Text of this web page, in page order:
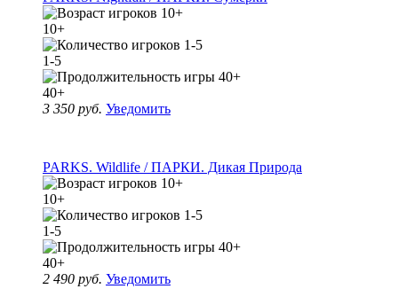
10+
1-5
40+
3 350 руб. Уведомить
PARKS. Wildlife / ПАРКИ. Дикая Природа
10+
1-5
40+
2 490 руб. Уведомить